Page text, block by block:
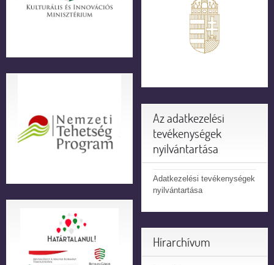
Az adatkezelési
tevékenységek
nyilvántartása
Adatkezelési tevékenységek
nyilvántartása
Hírarchívum